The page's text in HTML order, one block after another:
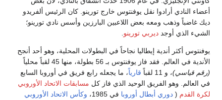
النادي أرادوا نقل يوفنتوس خارج تورينو. كان الرئيس ألفريدو
غاضباً وذهب ومعه بعض اللاعبين البارزين وأسس نادي تورينو؛
الذي أوجد ديربي تورينو .
أكثر أندية إيطاليا نجاحاً في البطولات المحلية، وهو أحد أنجح
في العالم. فقد فاز يوفنتوس بـ 56 بطولة، منها 45 لقباً محلياً
قياسي)، و 11 لقباً قارياً، ما يجعله رابع فريق في أوروبا السابع
العالم. وهو الفريق الوحيد الذي فاز كلمسابقات الاتحاد الأوروبي
القدم (دوري أبطال أوروبا في 1985،
وكأس الاتحاد الأوروبي